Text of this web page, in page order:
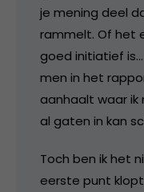
je mening deel
rammelt. Of het
goed initiatief
men in het
aanhaalt waar ik
al gaten in kan
Toch ben ik het
eerste punt